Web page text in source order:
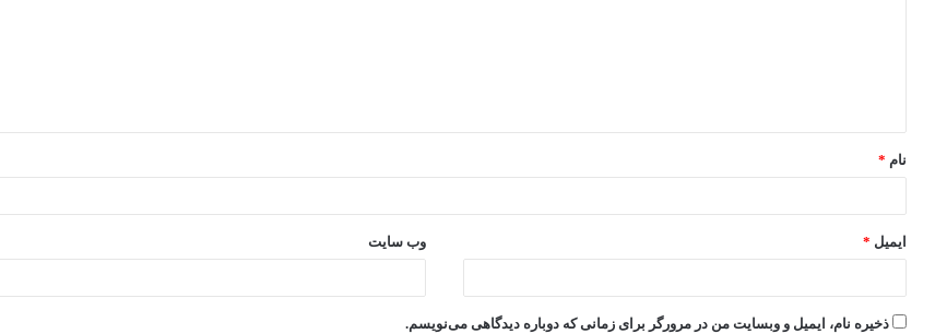
نام *
ایمیل * وب‌ سایت
ذخیره نام، ایمیل و وبسایت من در مرورگر برای زمانی که دوباره دیدگاهی می‌نویسم.